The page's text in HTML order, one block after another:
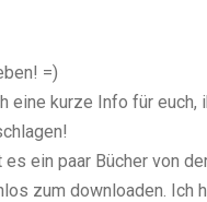
=)
eine kurze Info für euch,
es ein paar Bücher von
zum downloaden. Ich